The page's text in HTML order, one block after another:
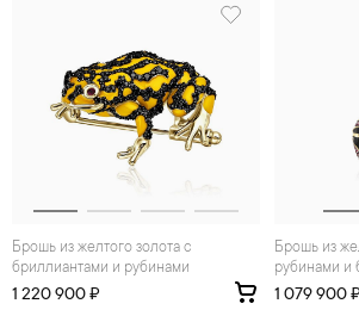
Брошь из желтого золота с
бриллиантами и рубинами
1 220 900 ₽
Брошь из желтого золота с
рубинами и
1 079 900 ₽